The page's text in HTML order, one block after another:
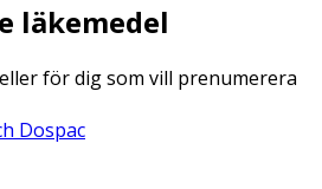
läkemedel
för dig som vill prenumerera
Dospac